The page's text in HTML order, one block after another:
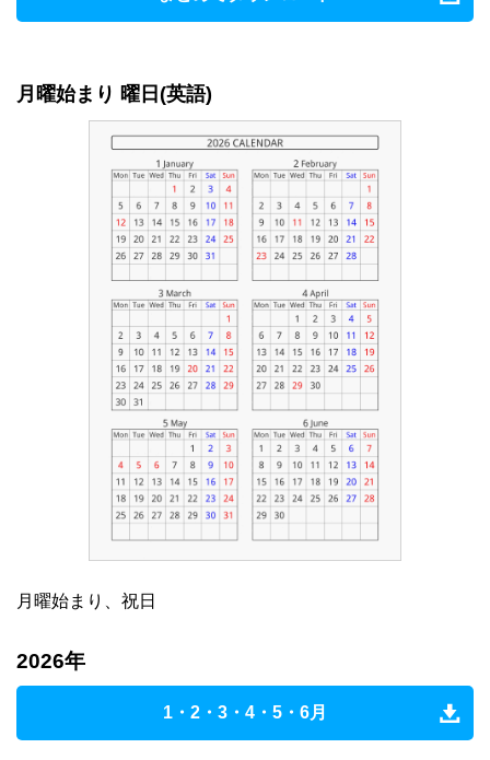
月曜始まり 曜日(英語)
月曜始まり、祝日
2026年
1・2・3・4・5・6月